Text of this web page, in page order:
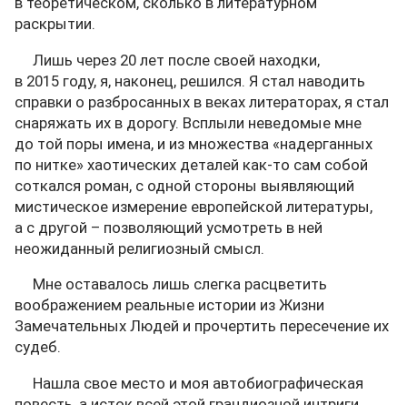
раскрытии.
Лишь через 20 лет после своей находки,
в 2015 году, я, наконец, решился. Я стал наводить
справки о разбросанных в веках литераторах, я стал
снаряжать их в дорогу. Всплыли неведомые мне
до той поры имена, и из множества «надерганных
по нитке» хаотических деталей как-то сам собой
соткался роман, с одной стороны выявляющий
мистическое измерение европейской литературы,
а с другой – позволяющий усмотреть в ней
неожиданный религиозный смысл.
Мне оставалось лишь слегка расцветить
воображением реальные истории из Жизни
Замечательных Людей и прочертить пересечение их
судеб.
Нашла свое место и моя автобиографическая